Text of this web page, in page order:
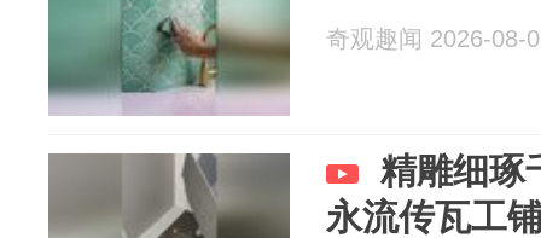
奇观趣闻 2026-08-
精雕细琢
永流传瓦工